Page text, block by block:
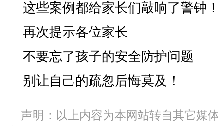
这些案例都给家长们敲响了警钟
再次提示各位家长
不要忘了孩子的安全防护问题
别让自己的疏忽后悔莫及！
声明：以上内容为本网站转自其它媒